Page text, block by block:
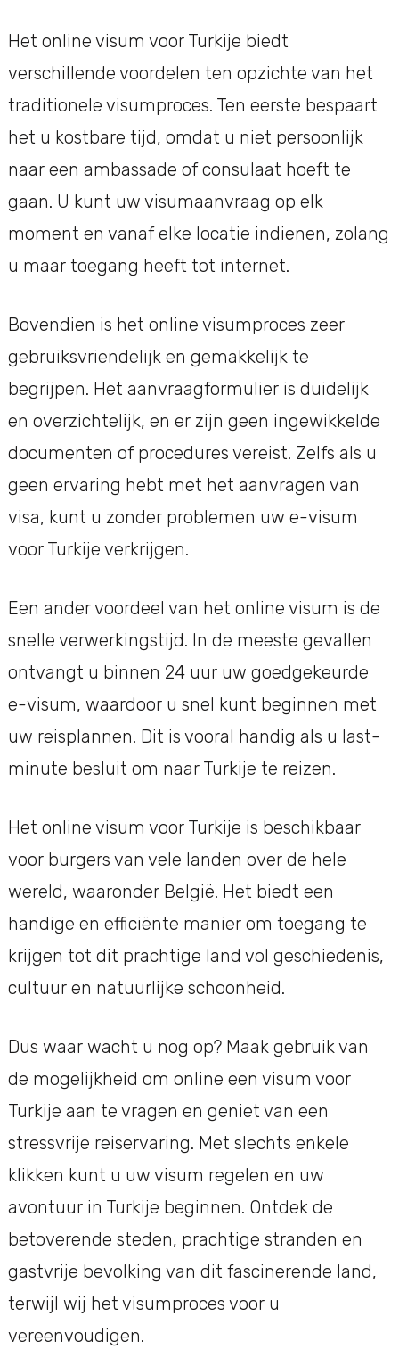
Het online visum voor Turkije biedt
verschillende voordelen ten opzichte van het
traditionele visumproces. Ten eerste bespaart
het u kostbare tijd, omdat u niet persoonlijk
naar een ambassade of consulaat hoeft te
gaan. U kunt uw visumaanvraag op elk
moment en vanaf elke locatie indienen, zolang
u maar toegang heeft tot internet.
Bovendien is het online visumproces zeer
gebruiksvriendelijk en gemakkelijk te
begrijpen. Het aanvraagformulier is duidelijk
en overzichtelijk, en er zijn geen ingewikkelde
documenten of procedures vereist. Zelfs als u
geen ervaring hebt met het aanvragen van
visa, kunt u zonder problemen uw e-visum
voor Turkije verkrijgen.
Een ander voordeel van het online visum is de
snelle verwerkingstijd. In de meeste gevallen
ontvangt u binnen 24 uur uw goedgekeurde
e-visum, waardoor u snel kunt beginnen met
uw reisplannen. Dit is vooral handig als u last-
minute besluit om naar Turkije te reizen.
Het online visum voor Turkije is beschikbaar
voor burgers van vele landen over de hele
wereld, waaronder België. Het biedt een
handige en efficiënte manier om toegang te
krijgen tot dit prachtige land vol geschiedenis,
cultuur en natuurlijke schoonheid.
Dus waar wacht u nog op? Maak gebruik van
de mogelijkheid om online een visum voor
Turkije aan te vragen en geniet van een
stressvrije reiservaring. Met slechts enkele
klikken kunt u uw visum regelen en uw
avontuur in Turkije beginnen. Ontdek de
betoverende steden, prachtige stranden en
gastvrije bevolking van dit fascinerende land,
terwijl wij het visumproces voor u
vereenvoudigen.